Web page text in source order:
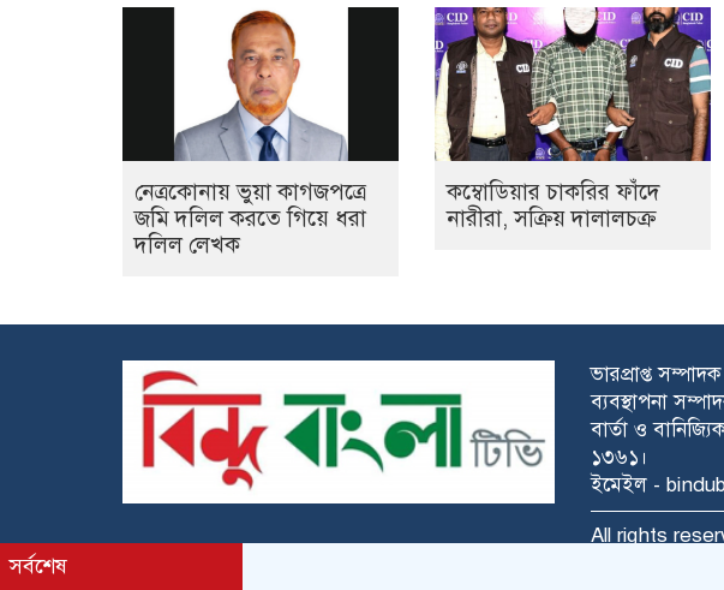
নেত্রকোনায় ভুয়া কাগজপত্রে
জমি দলিল করতে গিয়ে ধরা
দলিল লেখক
কম্বোডিয়ার চাকরির ফাঁদে
নারীরা, সক্রিয় দালালচক্র
ভারপ্রাপ্ত
ব্যবস্থাপনা
বার্তা ও
১৩৬১।
ইমেইল -
All rights
সর্বশেষ